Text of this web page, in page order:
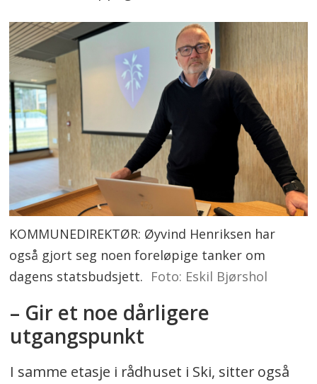
KOMMUNEDIREKTØR: Øyvind Henriksen har
også gjort seg noen foreløpige tanker om
dagens statsbudsjett. Foto: Eskil Bjørshol
– Gir et noe dårligere
utgangspunkt
I samme etasje i rådhuset i Ski, sitter også